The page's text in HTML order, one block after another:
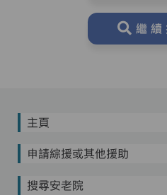
繼續
主頁
申請綜援或其他援助
搜尋安老院